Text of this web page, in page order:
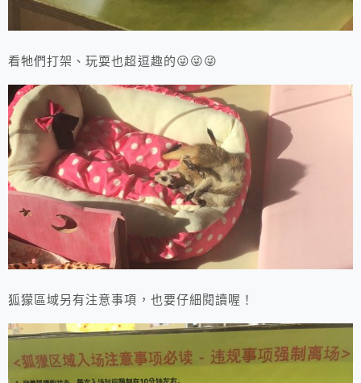
看牠們打架、玩耍也超逗趣的😜😜😜
狐獴區域另有注意事項，也要仔細閱讀喔！